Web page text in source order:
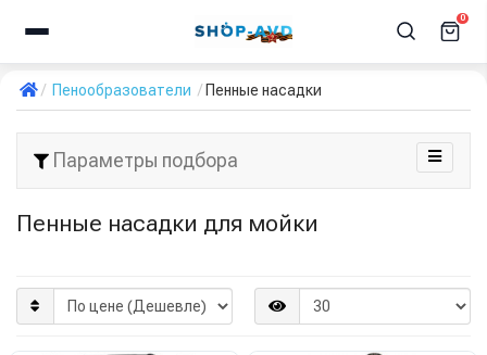
0
Пенообразователи Пенные насадки
Параметры подбора
Пенные насадки для мойки